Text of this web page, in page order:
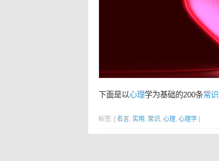
下面是以心理学为基础的200条常识
标签: [ 名言, 实用 , 常识, 心理, 心理学 ]